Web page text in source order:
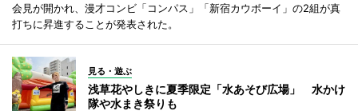
会見が開かれ、漫才コンビ「コンパス」「新宿カウボーイ」の2組が真
打ちに昇進することが発表された。
見る・遊ぶ
浅草花やしきに夏季限定「水あそび広場」 水かけ
隊や水まき祭りも